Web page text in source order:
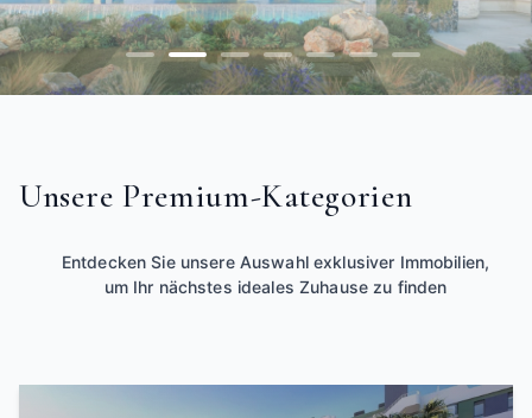
Unsere Premium-Kategorien
Entdecken Sie unsere Auswahl exklusiver Immobilien,
um Ihr nächstes ideales Zuhause zu finden